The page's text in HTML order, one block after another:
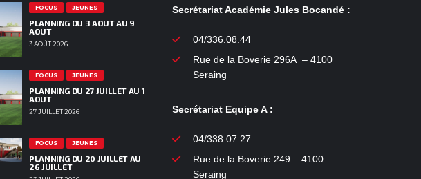
FOCUS JEUNES
PLANNING DU 3 AOUT AU 9
AOUT
3 AOÛT 2026
FOCUS JEUNES
PLANNING DU 27 JUILLET AU 1
AOUT
27 JUILLET 2026
FOCUS JEUNES
PLANNING DU 20 JUILLET AU
26 JUILLET
Secrétariat Académie Jules Bocandé :
04/336.08.44
Rue de la Boverie 296A – 4100
Seraing
Secrétariat Equipe A :
04/338.07.27
Rue de la Boverie 249 – 4100
Seraing